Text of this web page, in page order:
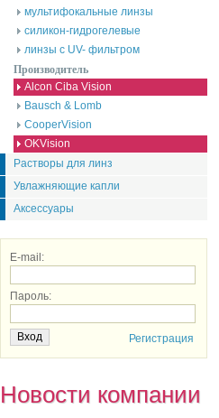
мультифокальные линзы
силикон-гидрогелевые
линзы с UV- фильтром
Производитель
Alcon Ciba Vision
Bausch & Lomb
CooperVision
OKVision
Растворы для линз
Увлажняющие капли
Аксессуары
E-mail:
Пароль:
Регистрация
Новости компании